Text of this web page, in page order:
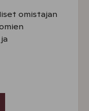
omistajan